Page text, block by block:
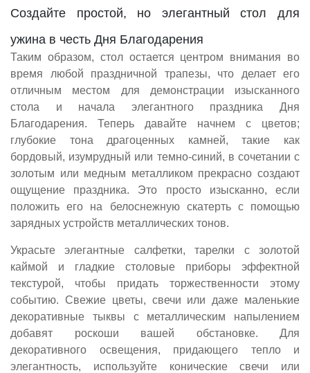
Создайте простой, но элегантный стол для
ужина в честь Дня Благодарения
Таким образом, стол остается центром внимания во
время любой праздничной трапезы, что делает его
отличным местом для демонстрации изысканного
стола и начала элегантного праздника Дня
Благодарения. Теперь давайте начнем с цветов;
глубокие тона драгоценных камней, такие как
бордовый, изумрудный или темно-синий, в сочетании с
золотым или медным металликом прекрасно создают
ощущение праздника. Это просто изысканно, если
положить его на белоснежную скатерть с помощью
зарядных устройств металлических тонов.
Украсьте элегантные салфетки, тарелки с золотой
каймой и гладкие столовые приборы эффектной
текстурой, чтобы придать торжественности этому
событию. Свежие цветы, свечи или даже маленькие
декоративные тыквы с металлическим напылением
добавят роскоши вашей обстановке. Для
декоративного освещения, придающего тепло и
элегантность, используйте конические свечи или